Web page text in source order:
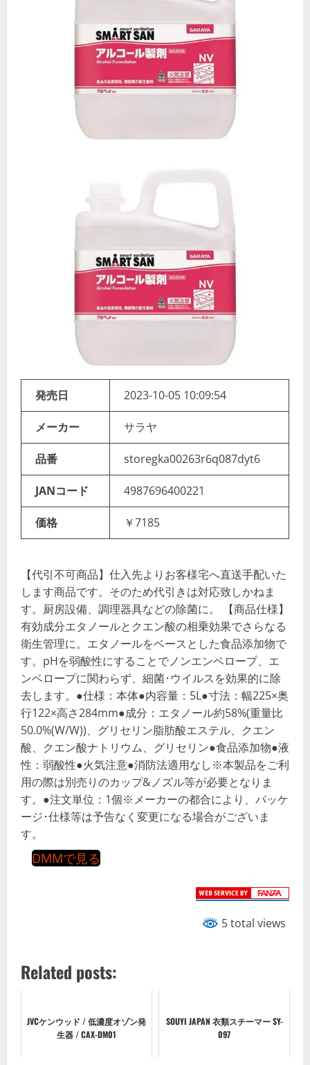
発売日 2023-10-05 10:09:54
メーカー サラヤ
品番 storegka00263r6q087dyt6
JANコード 4987696400221
価格 ￥7185
【代引不可商品】仕入先よりお客様宅へ直送手配いた
します商品です。そのため代引きは対応致しかねま
す。厨房設備、調理器具などの除菌に。 【商品仕様】
有効成分エタノールとクエン酸の相乗効果でさらなる
衛生管理に。エタノールをベースとした食品添加物で
す。pHを弱酸性にすることでノンエンベロープ、エ
ンベロープに関わらず、細菌･ウイルスを効果的に除
去します。●仕様：本体●内容量：5L●寸法：幅225×奥
行122×高さ284mm●成分：エタノール約58%(重量比
50.0%(W/W))、グリセリン脂肪酸エステル、クエン
酸、クエン酸ナトリウム、グリセリン●食品添加物●液
性：弱酸性●火気注意●消防法適用なし※本製品をご利
用の際は別売りのカップ&ノズル等が必要となりま
す。●注文単位：1個※メーカーの都合により、パッケ
ージ･仕様等は予告なく変更になる場合がございま
す。
DMMで見る
5 total views
Related posts:
JVCケンウッド / 低濃度オゾン発
生器 / CAX-DM01
SOUYI JAPAN 衣類スチーマー SY-
097